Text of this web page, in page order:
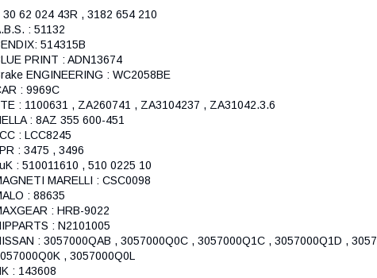
30 62 024 43R , 3182 654 210
: 51132
514315B
PRINT : ADN13674
ENGINEERING : WC2058BE
: 9969C
: 1100631 , ZA260741 , ZA3104237 , ZA31042.3.6
: 8AZ 355 600-451
: LCC8245
: 3475 , 3496
: 510011610 , 510 0225 10
MARELLI : CSC0098
: 88635
: HRB-9022
: N2101005
: 3057000QAB , 3057000Q0C , 3057000Q1C , 3057000Q1D ,
, 3057000Q0L
: 143608